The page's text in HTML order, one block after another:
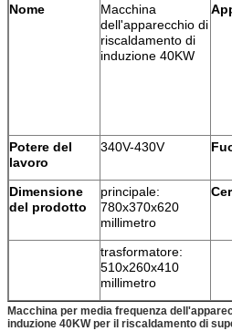
Nome
Macchina
dell'apparecchio di
riscaldamento di
induzione 40KW
Potere del
lavoro
340V-430V
Dimensione
del prodotto
principale:
780x370x620
millimetro
trasformatore:
510x260x410
millimetro
Macchina per media frequenza
induzione 40KW per il riscaldamento di